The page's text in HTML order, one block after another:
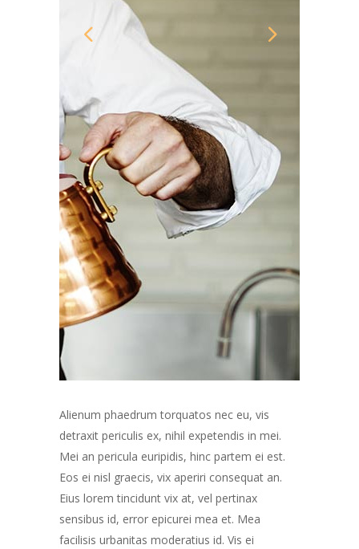
Alienum phaedrum torquatos nec eu, vis
detraxit periculis ex, nihil expetendis in mei.
Mei an pericula euripidis, hinc partem ei est.
Eos ei nisl graecis, vix aperiri consequat an.
Eius lorem tincidunt vix at, vel pertinax
sensibus id, error epicurei mea et. Mea
facilisis urbanitas moderatius id. Vis ei